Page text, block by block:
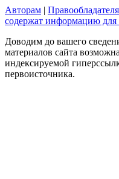
Авторам |
содержат информацию для
Доводим до вашего
материалов сайта
индексируемой
первоисточника.